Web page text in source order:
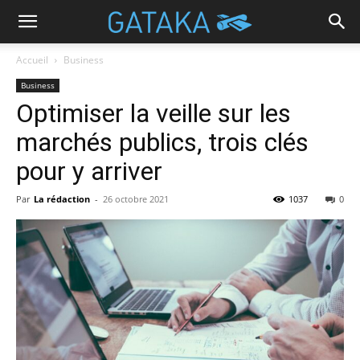
Accueil Business
Business
Optimiser la veille sur les
marchés publics, trois clés
pour y arriver
Par La rédaction - 26 octobre 2021 0
1037